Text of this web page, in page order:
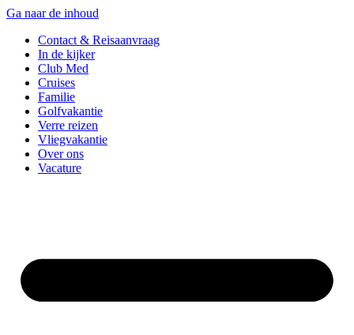
Ga naar de inhoud
Contact & Reisaanvraag
In de kijker
Club Med
Cruises
Familie
Golfvakantie
Verre reizen
Vliegvakantie
Over ons
Vacature